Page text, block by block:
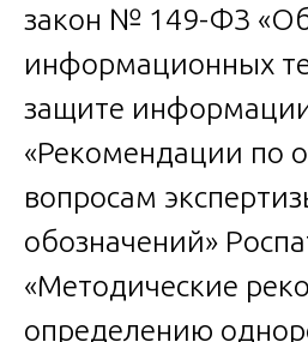
закон № 149-ФЗ
информационных
защите
«Рекомендации по
вопросам
обозначений»
«Методические
определению